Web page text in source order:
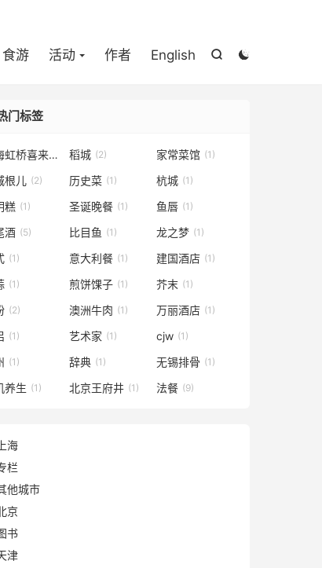


食游 活动 作者 English
门标签
上海虹桥喜来登 (1)
稻城 (2) 家常菜馆 (1)
根儿 (2) 历史菜 (1) 杭城 (1)
糕 (1) 圣诞晚餐 (1) 鱼唇 (1)
酒 (5) 比目鱼 (1) 龙之梦 (1)
(1) 意大利餐 (1) 建国酒店 (1)
(1) 煎饼馃子 (1) 芥末 (1)
(2) 澳洲牛肉 (1) 万丽酒店 (1)
(1) 艺术家 (1) cjw (1)
(1) 辞典 (1) 无锡排骨 (1)
养生 (1) 北京王府井 (1) 法餐 (9)
上海
栏
他城市
京
书
津